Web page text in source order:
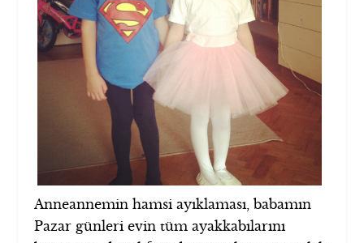
Anneannemin hamsi ayıklaması, babamın
Pazar günleri evin tüm ayakkabılarını